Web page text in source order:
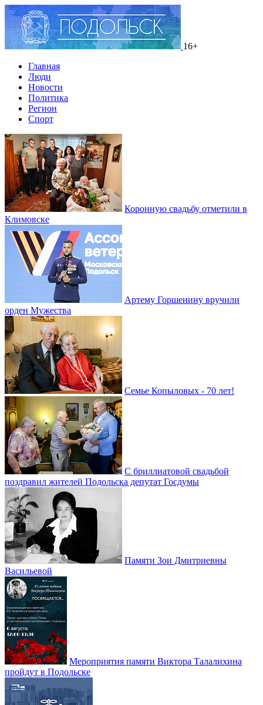
16+
Главная
Люди
Новости
Политика
Регион
Спорт
Коронную свадьбу отметили в
Климовске
Артему Горшенину вручили
орден Мужества
Семье Копыловых - 70 лет!
С бриллиатовой свадьбой
поздравил жителей Подольска депутат Госдумы
Памяти Зои Дмитриевны
Васильевой
Мероприятия памяти Виктора Талалихина
пройдут в Подольске